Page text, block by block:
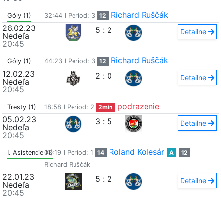
Góly (1) 32:44 I Period: 3 12
Richard Ruščák
26.02.23
Nedeľa
20:45
5 : 2 Detailne
Góly (1) 44:23 I Period: 3 12
Richard Ruščák
12.02.23
Nedeľa
20:45
2 : 0 Detailne
Tresty (1) 18:58 I Period: 2 2min
podrazenie
05.02.23
Nedeľa
20:45
3 : 5 Detailne
I. Asistencie (1)08:19 I Period: 1 14 Roland Kolesár A
12
Richard Ruščák
22.01.23
Nedeľa
20:45
5 : 2 Detailne